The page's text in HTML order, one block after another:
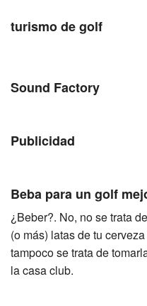
turismo de golf
Sound Factory
Publicidad
Beba para un golf
¿Beber?. No, no se trata
(o más) latas de tu
tampoco se trata de
la casa club.